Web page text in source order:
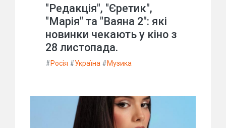
"Редакція", "Єретик",
"Марія" та "Ваяна 2": які
новинки чекають у кіно з
28 листопада.
#Росія #Україна #Музика